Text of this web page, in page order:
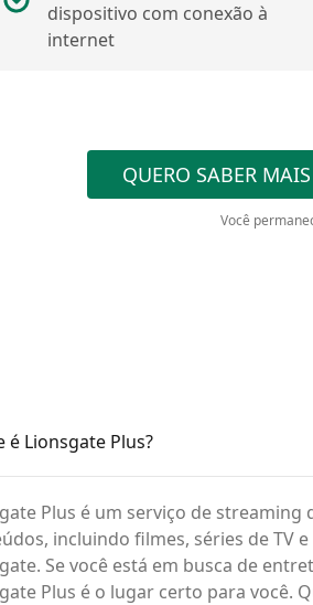
dispositivo com conexão à
internet
QUERO SABER
Você
é Lionsgate Plus?
Plus é um serviço de
incluindo filmes, séries de TV
Se você está em busca de
Plus é o lugar certo para você.